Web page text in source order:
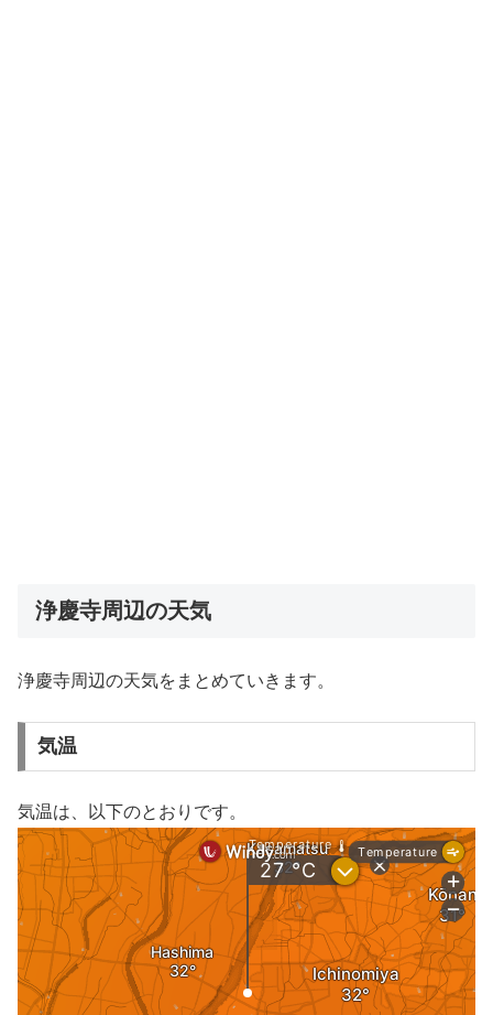
浄慶寺周辺の天気
浄慶寺周辺の天気をまとめていきます。
気温
気温は、以下のとおりです。